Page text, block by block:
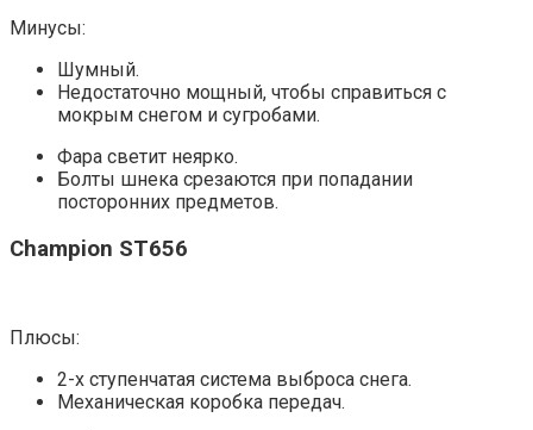
Минусы:
Шумный.
Недостаточно мощный, чтобы справиться с
мокрым снегом и сугробами.
Фара светит неярко.
Болты шнека срезаются при попадании
посторонних предметов.
Champion ST656
Плюсы:
2-х ступенчатая система выброса снега.
Механическая коробка передач.